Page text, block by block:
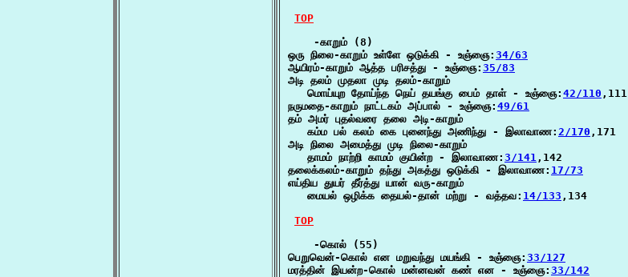
TOP
    -காறும் (8)
ஒரு நிலை-காறும் உள்ளே ஒடுக்கி - உஞ்ஞை: 34/63
ஆயிரம்-காறும் ஆத்த பரிசத்து - உஞ்ஞை: 35/83
அடி தலம் முதலா முடி தலம்-காறும்
   மொய்யுற தோய்ந்த நெய் தயங்கு பைம் தாள் - உஞ்ஞை:
42/110 ,111
நருமதை-காறும் நாட்டகம் அப்பால் - உஞ்ஞை: 49/61
தம் அமர் புதல்வரை தலை அடி-காறும்
   கம்ம பல் கலம் கை புனைந்து அணிந்து - இலாவாண:
2/170 ,171
அடி நிலை அமைத்து முடி நிலை-காறும்
   தாமம் நாற்றி காமம் குயின்ற - இலாவாண:
3/141,142
தலைக்கலம்-காறும் தந்து அகத்து ஒடுக்கி - இலாவாண: 17/73
எய்திய துயர் தீர்த்து யான் வரு-காறும்
   மையல் ஒழிக்க தையல்-தான் மற்று - வத்தவ:
14/133 ,134
TOP
    -கொல் (55)
பெறுவென்-கொல் என மறுவந்து மயங்கி - உஞ்ஞை: 33/127
மரத்தின் இயன்ற-கொல் மன்னவன் கண் என - உஞ்ஞை: 33/142